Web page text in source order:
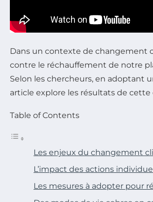
Dans un contexte de changement
contre le réchauffement de notre
Selon les chercheurs, en adoptant
article explore les résultats de
Table of Contents
Les enjeux du changement
L’impact des actions
Les mesures à adopter pour